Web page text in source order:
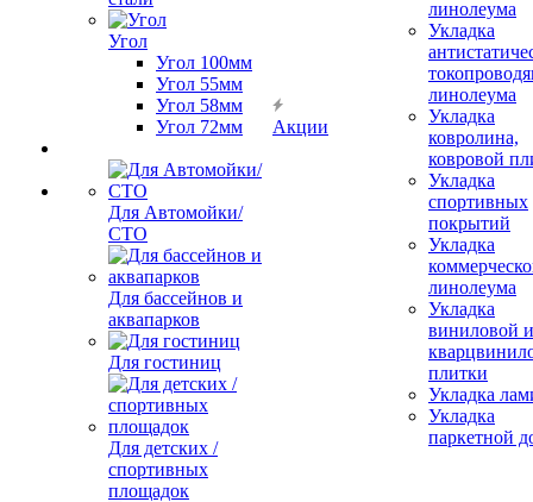
Угол
Угол 100мм
Угол 55мм
Угол 58мм
Угол 72мм
Для Автомойки/
СТО
Для бассейнов и
аквапарков
Для гостиниц
Для детских /
спортивных
площадок
Акции
линолеума
Укладка
линолеума
Укладка
ковролина,
ковровой
Укладка
спортивных
покрытий
Укладка
линолеума
Укладка
виниловой и
плитки
Укладка
Укладка
паркетной